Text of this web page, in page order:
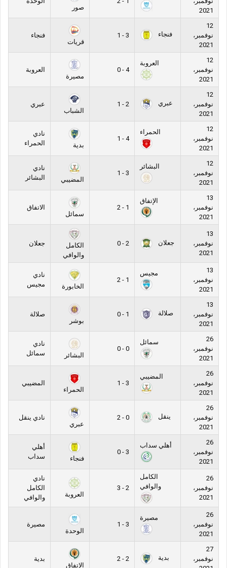
2021
صور
12
نوفمبر،
2021
فنجاء
3 - 1
قريات
فنجاء
12
نوفمبر،
2021
العروبة
4 - 0
مصيرة
العروبة
12
نوفمبر،
2021
عبري
2 - 1
الشباب
عبري
12
نوفمبر،
2021
الحمراء
4 - 1
بدية
نادي
الحمراء
12
نوفمبر،
2021
البشائر
3 - 1
المضيبي
نادي
البشائر
13
نوفمبر،
2021
الإتفاق
1 - 2
سمائل
الاتفاق
13
نوفمبر،
2021
جعلان 2 - 0
الكامل
والوافي
جعلان
13
نوفمبر،
2021
مجيس
1 - 2
الخابورة
نادي
مجيس
13
نوفمبر،
2021
صلالة
1 - 0
بوشر
صلالة
26
نوفمبر،
2021
سمائل
0 - 0
البشائر
نادي
سمائل
26
نوفمبر،
2021
المضيبي
3 - 1
الحمراء
المضيبي
26
نوفمبر،
2021
ينقل
0 - 2
عبري
نادي ينقل
26
نوفمبر،
2021
أهلي سداب
3 - 0
فنجاء
أهلي
سداب
26
نوفمبر،
2021
الكامل
والوافي
2 - 3
العروبة
نادي
الكامل
والوافي
26
نوفمبر،
2021
مصيرة
3 - 1
الوحدة
مصيرة
27
نوفمبر،
بدية
2 - 2
الإتفاق
بدية